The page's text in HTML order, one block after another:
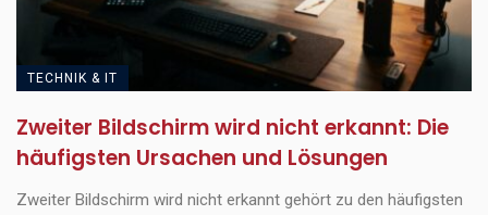
TECHNIK & IT
Zweiter Bildschirm wird nicht erkannt: Die
häufigsten Ursachen und Lösungen
Zweiter Bildschirm wird nicht erkannt gehört zu den häufigsten